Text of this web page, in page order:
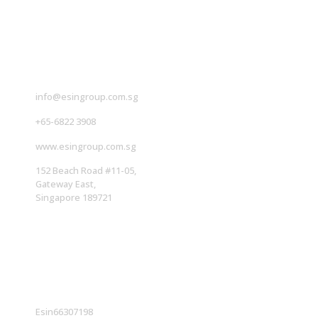
info@esingroup.com.sg
+65-6822 3908
www.esingroup.com.sg
152 Beach Road #11-05,
Gateway East,
Singapore 189721
Esin66307198